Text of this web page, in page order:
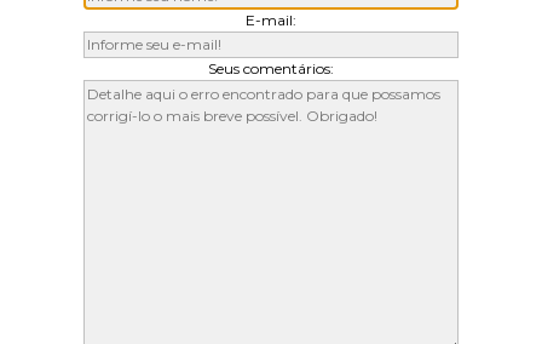
E-mail:
Seus comentários: